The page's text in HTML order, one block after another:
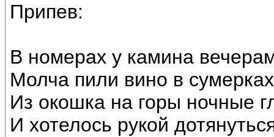
Припев:
В номерах у камина
Молча пили вино в
Из окошка на горы ночные
И хотелось рукой